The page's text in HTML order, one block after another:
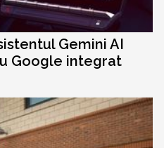
Gemini AI
Google integrat